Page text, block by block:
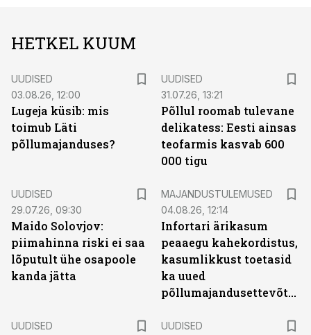
HETKEL KUUM
UUDISED
03.08.26, 12:00
Lugeja küsib: mis
toimub Läti
põllumajanduses?
UUDISED
31.07.26, 13:21
Põllul roomab tulevane
delikatess: Eesti ainsas
teofarmis kasvab 600
000 tigu
UUDISED
29.07.26, 09:30
Maido Solovjov:
piimahinna riski ei saa
lõputult ühe osapoole
kanda jätta
MAJANDUSTULEMUSED
04.08.26, 12:14
Infortari ärikasum
peaaegu kahekordistus,
kasumlikkust toetasid
ka uued
põllumajandusettevõtted
UUDISED
UUDISED